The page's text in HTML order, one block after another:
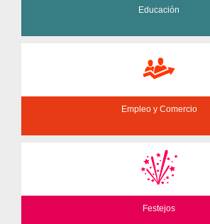
Educación
Empleo y Comercio
Festejos